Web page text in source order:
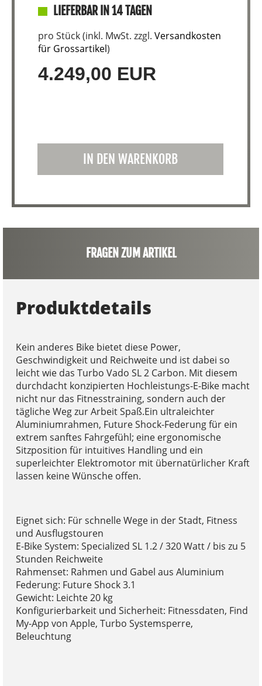
LIEFERBAR IN 14 TAGEN
pro Stück (inkl. MwSt. zzgl. Versandkosten
für Grossartikel)
4.249,00 EUR
IN DEN WARENKORB
FRAGEN ZUM ARTIKEL
Produktdetails
Kein anderes Bike bietet diese Power,
Geschwindigkeit und Reichweite und ist dabei so
leicht wie das Turbo Vado SL 2 Carbon. Mit diesem
durchdacht konzipierten Hochleistungs-E-Bike macht
nicht nur das Fitnesstraining, sondern auch der
tägliche Weg zur Arbeit Spaß.Ein ultraleichter
Aluminiumrahmen, Future Shock-Federung für ein
extrem sanftes Fahrgefühl; eine ergonomische
Sitzposition für intuitives Handling und ein
superleichter Elektromotor mit übernatürlicher Kraft
lassen keine Wünsche offen.
Eignet sich: Für schnelle Wege in der Stadt, Fitness
und Ausflugstouren
E-Bike System: Specialized SL 1.2 / 320 Watt / bis zu 5
Stunden Reichweite
Rahmenset: Rahmen und Gabel aus Aluminium
Federung: Future Shock 3.1
Gewicht: Leichte 20 kg
Konfigurierbarkeit und Sicherheit: Fitnessdaten, Find
My-App von Apple, Turbo Systemsperre,
Beleuchtung